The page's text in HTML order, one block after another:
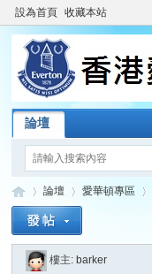
設為首頁 收藏本站
論壇
»
論壇
›
愛華頓專區
樓主: barker